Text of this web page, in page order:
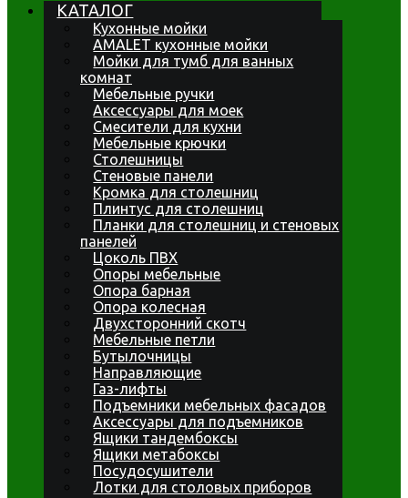
КАТАЛОГ
Кухонные мойки
AMALET кухонные мойки
Мойки для тумб для ванных
комнат
Мебельные ручки
Аксессуары для моек
Смесители для кухни
Мебельные крючки
Столешницы
Стеновые панели
Кромка для столешниц
Плинтус для столешниц
Планки для столешниц и стеновых
панелей
Цоколь ПВХ
Опоры мебельные
Опора барная
Опора колесная
Двухсторонний скотч
Мебельные петли
Бутылочницы
Направляющие
Газ-лифты
Подъемники мебельных фасадов
Аксессуары для подъемников
Ящики тандембоксы
Ящики метабоксы
Посудосушители
Лотки для столовых приборов